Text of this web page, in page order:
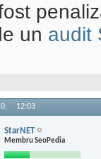
un audit
12:03
StarNET
Membru SeoPedia